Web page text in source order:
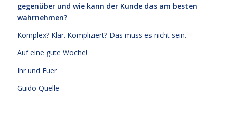
gegenüber und wie kann der Kunde das am besten
wahrnehmen?
Komplex? Klar. Kompliziert? Das muss es nicht sein.
Auf eine gute Woche!
Ihr und Euer
Guido Quelle